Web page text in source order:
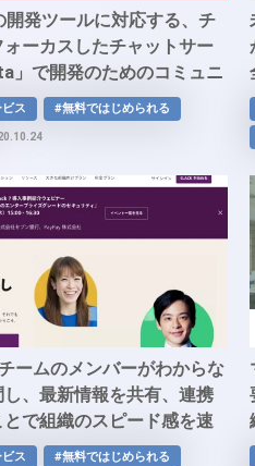
開発ツールに対応する、チ
ーカスしたチャットサー
」で開発のためのコミュニ
速でセッティングし、楽
をお手伝い。
ス
#無料ではじめられる
ームのメンバーがわからな
、最新情報を共有、連携
で組織のスピード感を速
ス
#無料ではじめられる